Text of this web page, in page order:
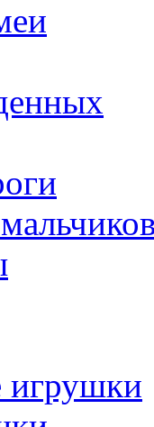
игрушки